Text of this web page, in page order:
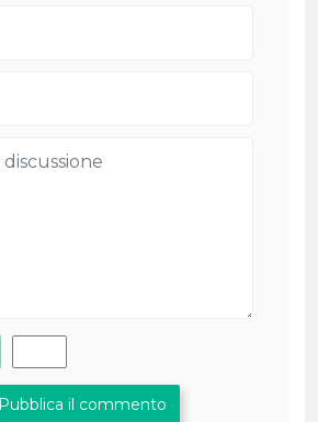
Pubblica il commento